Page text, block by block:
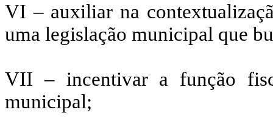
VI – auxiliar na
uma legislação municipal que
VII – incentivar a função
municipal;